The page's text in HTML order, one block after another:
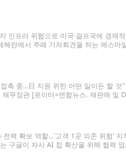
인프라 위협으로 미국·걸프국에 경제
란에서 주례 기자회견을 하는 에스마
촉 중…日 지원 위한 어떤 일이든 할 것
무장관 [로이터=연합뉴스. 재판매 및
력 확보 역할…'고객 1곳 의존 위험' 지
구글이 자사 AI 칩 확산을 위해 협력 업